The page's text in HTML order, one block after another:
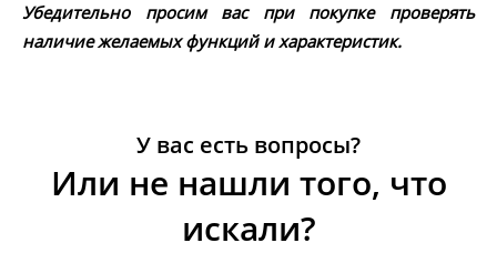
Убедительно просим вас при покупке проверять
наличие желаемых функций и характеристик.
У вас есть вопросы?
Или не нашли того, что
искали?